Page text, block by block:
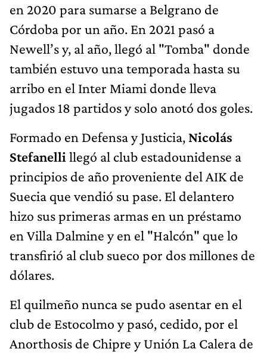
en 2020 para sumarse a Belgrano de
Córdoba por un año. En 2021 pasó a
Newell’s y, al año, llegó al "Tomba" donde
también estuvo una temporada hasta su
arribo en el Inter Miami donde lleva
jugados 18 partidos y solo anotó dos goles.
Formado en Defensa y Justicia, Nicolás
Stefanelli llegó al club estadounidense a
principios de año proveniente del AIK de
Suecia que vendió su pase. El delantero
hizo sus primeras armas en un préstamo
en Villa Dalmine y en el "Halcón" que lo
transfirió al club sueco por dos millones de
dólares.
El quilmeño nunca se pudo asentar en el
club de Estocolmo y pasó, cedido, por el
Anorthosis de Chipre y Unión La Calera de